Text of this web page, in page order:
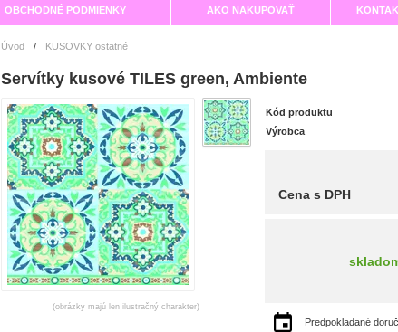
OBCHODNÉ PODMIENKY AKO NAKUPOVAŤ
Úvod / KUSOVKY ostatné
Servítky kusové TILES green, Ambiente
(obrázky majú len ilustračný charakter)
Kód produktu
Výrobca
Cena s DPH
Predpokladané